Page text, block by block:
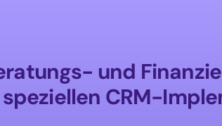
und
CRM-